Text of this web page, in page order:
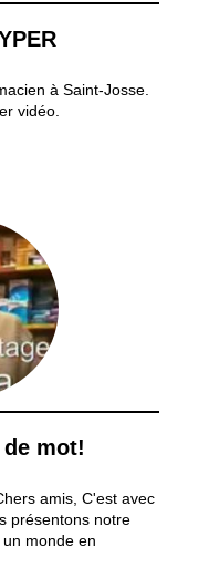
à Saint-Josse.
vidéo.
mot!
amis, C'est avec
présentons notre
monde en